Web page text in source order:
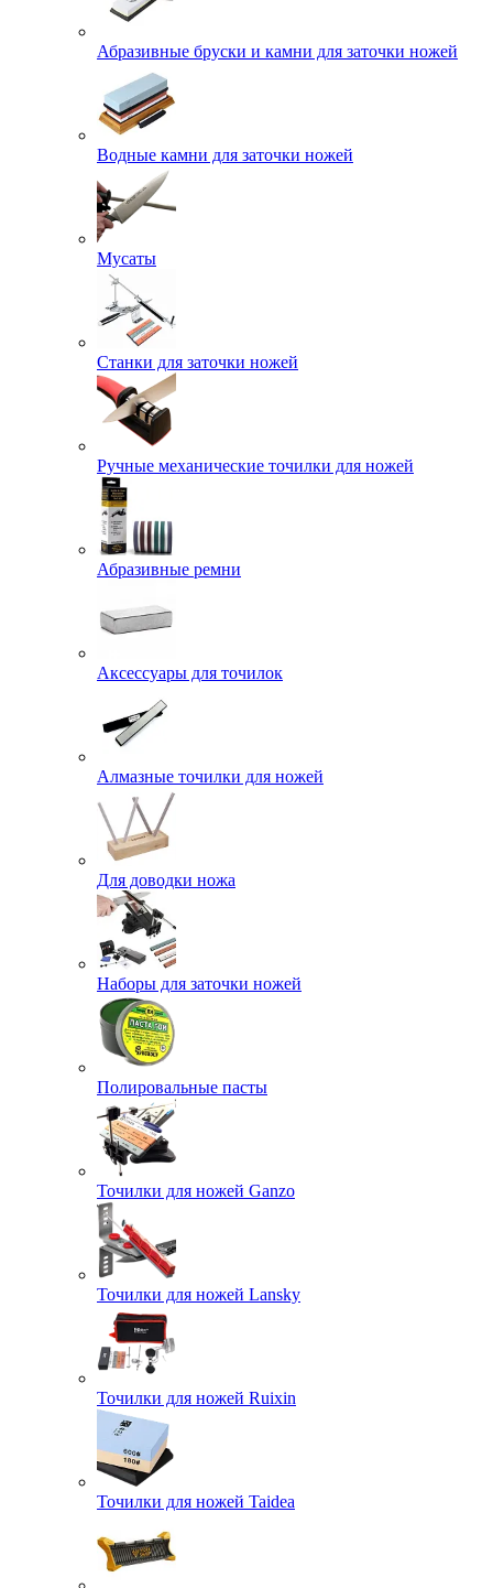
Абразивные бруски и камни для заточки ножей
Водные камни для заточки ножей
Мусаты
Станки для заточки ножей
Ручные механические точилки для ножей
Абразивные ремни
Аксессуары для точилок
Алмазные точилки для ножей
Для доводки ножа
Наборы для заточки ножей
Полировальные пасты
Точилки для ножей Ganzo
Точилки для ножей Lansky
Точилки для ножей Ruixin
Точилки для ножей Taidea